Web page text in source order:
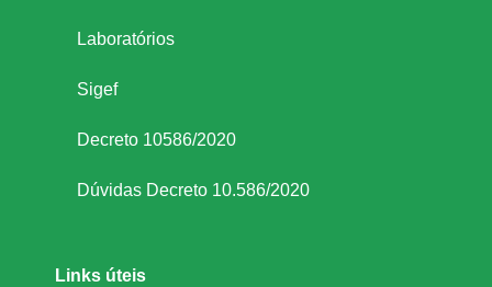
Laboratórios
Sigef
Decreto 10586/2020
Dúvidas Decreto 10.586/2020
Links úteis